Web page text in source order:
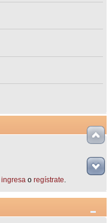
ingresao regístrate.